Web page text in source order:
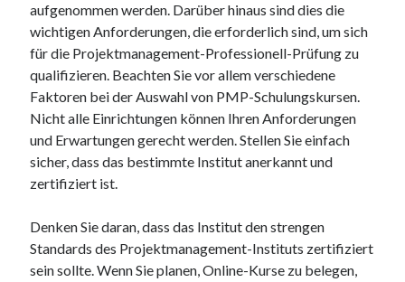
aufgenommen werden. Darüber hinaus sind dies die
wichtigen Anforderungen, die erforderlich sind, um sich
für die Projektmanagement-Professionell-Prüfung zu
qualifizieren. Beachten Sie vor allem verschiedene
Faktoren bei der Auswahl von PMP-Schulungskursen.
Nicht alle Einrichtungen können Ihren Anforderungen
und Erwartungen gerecht werden. Stellen Sie einfach
sicher, dass das bestimmte Institut anerkannt und
zertifiziert ist.
Denken Sie daran, dass das Institut den strengen
Standards des Projektmanagement-Instituts zertifiziert
sein sollte. Wenn Sie planen, Online-Kurse zu belegen,